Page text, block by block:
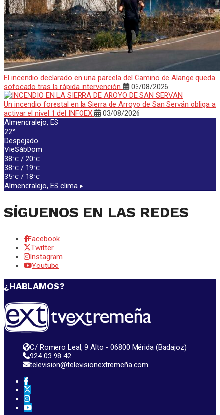
El incendio declarado en una parcela del Camino de Alange queda
sofocado tras la rápida intervención
03/08/2026
Un incendio forestal en la Sierra de Arroyo de San Serván obliga a
activar el nivel 1 del INFOEX
03/08/2026
Almendralejo, ES
22°
Despejado
VieSábDom
38°C / 20°C
38°C / 19°C
35°C / 18°C
Almendralejo, ES clima ▸
SÍGUENOS EN LAS REDES
Facebook
Twitter
Instagram
Youtube
¿HABLAMOS?
C/ Romero Leal, 9 Alto - 06800 Mérida (Badajoz)
924 03 98 42
television@televisionextremeña.com